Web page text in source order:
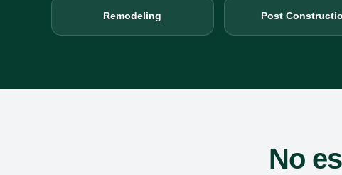
Remodeling Post
No